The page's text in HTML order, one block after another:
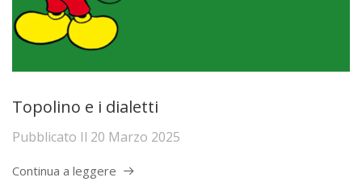
Topolino e i dialetti
Pubblicato Il 20 Marzo 2025
Continua a leggere